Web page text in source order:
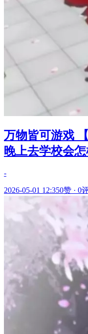
万物皆可游戏
晚上去学校会
-
2026-05-01 12:350赞 · 0